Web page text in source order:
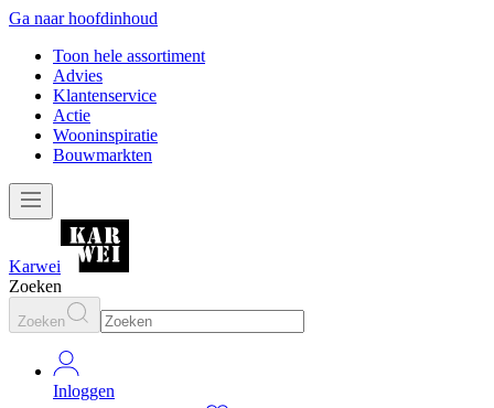
Ga naar hoofdinhoud
Toon hele assortiment
Advies
Klantenservice
Actie
Wooninspiratie
Bouwmarkten
Karwei
Zoeken
Zoeken
Inloggen